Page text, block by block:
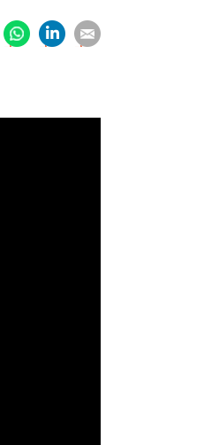
分
分
分
享
享
英
享
郵